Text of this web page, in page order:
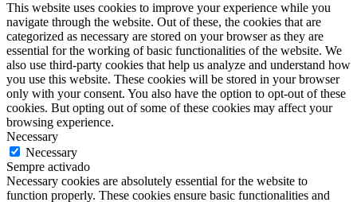
This website uses cookies to improve your experience while you
navigate through the website. Out of these, the cookies that are
categorized as necessary are stored on your browser as they are
essential for the working of basic functionalities of the website. We
also use third-party cookies that help us analyze and understand how
you use this website. These cookies will be stored in your browser
only with your consent. You also have the option to opt-out of these
cookies. But opting out of some of these cookies may affect your
browsing experience.
Necessary
Necessary
Sempre activado
Necessary cookies are absolutely essential for the website to
function properly. These cookies ensure basic functionalities and